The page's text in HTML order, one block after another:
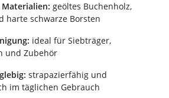
geöltes Buchenholz,
harte schwarze Borsten
ideal für Siebträger,
und Zubehör
strapazierfähig und
im täglichen Gebrauch